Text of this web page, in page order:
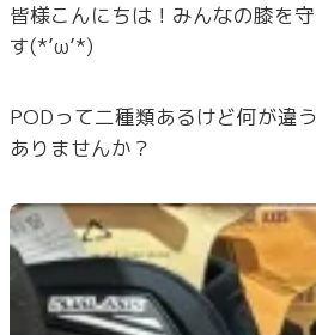
皆様こんにちは！みんなの膝を
す(*’ω’*)
PODって二種類あるけど何が違
ありませんか？